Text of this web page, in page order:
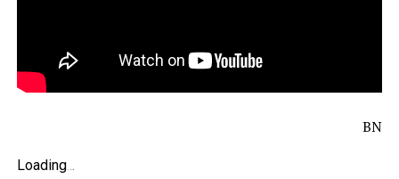
BN
Loading...